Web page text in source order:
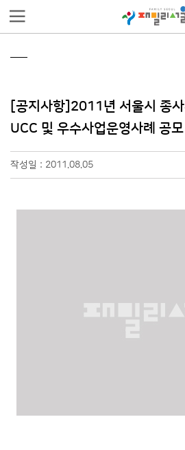
[공지사항]2011년 서울시 종
UCC 및 우수사업운영사례 공모
작성일 : 2011.08.05